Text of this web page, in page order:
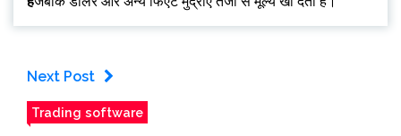
Next Post
Trading software